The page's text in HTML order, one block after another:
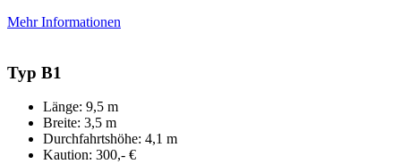
Mehr Informationen
Typ B1
Länge: 9,5 m
Breite: 3,5 m
Durchfahrtshöhe: 4,1 m
Kaution: 300,- €